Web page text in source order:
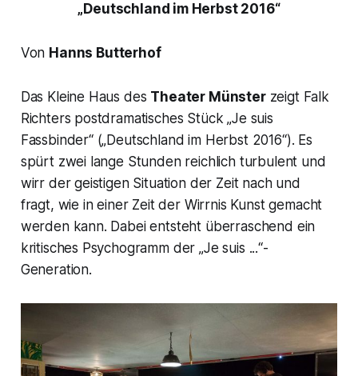
„Deutschland im Herbst 2016“
Von Hanns Butterhof
Das Kleine Haus des Theater Münsterzeigt Falk
Richters postdramatisches Stück„Je suis
Fassbinder“ („Deutschland im Herbst 2016“). Es
spürt zwei lange Stunden reichlich turbulent und
wirr der geistigen Situation der Zeit nach und
fragt, wie in einer Zeit der Wirrnis Kunst gemacht
werden kann. Dabei entsteht überraschend ein
kritisches Psychogramm der „Je suis ...“-
Generation.